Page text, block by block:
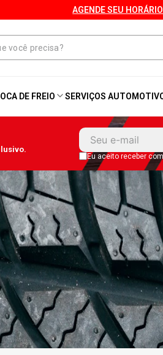
AGENDE SEU HORÁRIO
DE FREIO SERVIÇOS
Eu aceito receber
4 Pneu
Pneu
175 65r14
Kit 4 Pneu Xbri Aro 13
70r14
65r15